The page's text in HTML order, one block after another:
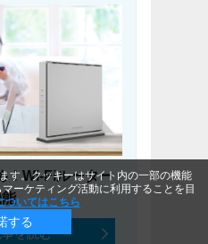
！Wi-Fiルーター
を読む
す。クッキーはサイト内の一部の機能
ーケティング活動に利用することを目
ついてはこちら
する